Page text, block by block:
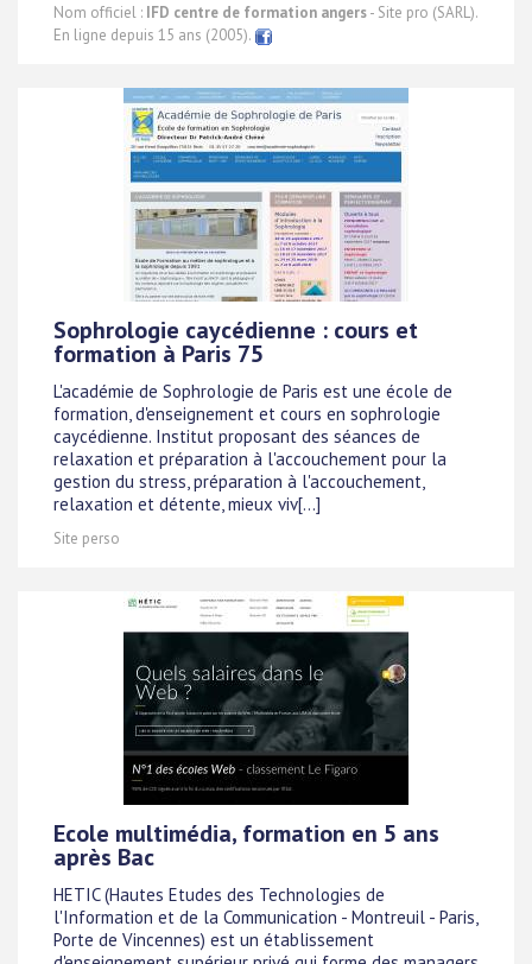
Nom officiel : IFD centre de formation angers- Site pro (SARL).
En ligne depuis 15 ans (2005).
Sophrologie caycédienne : cours et
formation à Paris 75
L'académie de Sophrologie de Paris est une école de
formation, d'enseignement et cours en sophrologie
caycédienne. Institut proposant des séances de
relaxation et préparation à l'accouchement pour la
gestion du stress, préparation à l'accouchement,
relaxation et détente, mieux viv[...]
Site perso
Ecole multimédia, formation en 5 ans
après Bac
HETIC (Hautes Etudes des Technologies de
l'Information et de la Communication - Montreuil - Paris,
Porte de Vincennes) est un établissement